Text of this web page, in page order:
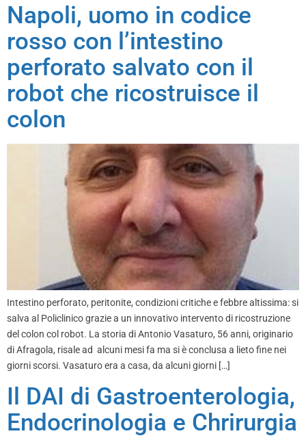
Napoli, uomo in codice
rosso con l’intestino
perforato salvato con il
robot che ricostruisce il
colon
Intestino perforato, peritonite, condizioni critiche e febbre altissima: si
salva al Policlinico grazie a un innovativo intervento di ricostruzione
del colon col robot. La storia di Antonio Vasaturo, 56 anni, originario
di Afragola, risale ad alcuni mesi fa ma si è conclusa a lieto fine nei
giorni scorsi. Vasaturo era a casa, da alcuni giorni […]
Il DAI di Gastroenterologia,
Endocrinologia e Chrirurgia